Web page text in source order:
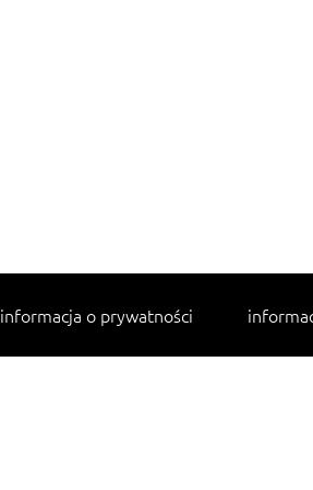
informacja o prywatności
Najpopularniejsze